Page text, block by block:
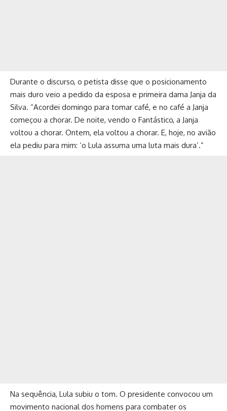
Durante o discurso, o petista disse que o posicionamento
mais duro veio a pedido da esposa e primeira dama Janja da
Silva. “Acordei domingo para tomar café, e no café a Janja
começou a chorar. De noite, vendo o Fantástico, a Janja
voltou a chorar. Ontem, ela voltou a chorar. E, hoje, no avião
ela pediu para mim: ‘o Lula assuma uma luta mais dura’.”
Na sequência, Lula subiu o tom. O presidente convocou um
movimento nacional dos homens para combater os